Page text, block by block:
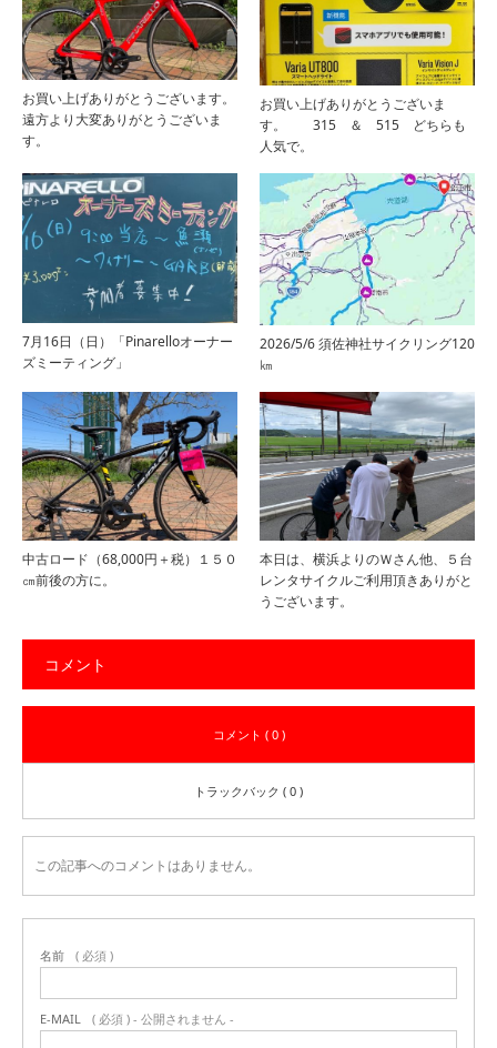
お買い上げありがとうございます。
遠方より大変ありがとうございま
す。
お買い上げありがとうございま
す。 315 ＆ 515 どちらも
人気で。
7月16日（日）「Pinarelloオーナー
ズミーティング」
2026/5/6 須佐神社サイクリング120
㎞
中古ロード（68,000円＋税）１５０
㎝前後の方に。
本日は、横浜よりのＷさん他、５台
レンタサイクルご利用頂きありがと
うございます。
コメント
コメント ( 0 )
トラックバック ( 0 )
この記事へのコメントはありません。
名前 ( 必須 )
E-MAIL ( 必須 ) - 公開されません -